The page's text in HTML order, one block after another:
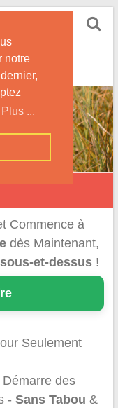
notre
...
!
Commence à
dès Maintenant,
et-dessus!
Seulement
des
- Sans Tabou &